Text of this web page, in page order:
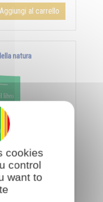
Aggiungi al carrello
natura
e la notte - La
simbolo
cookies
control
want to